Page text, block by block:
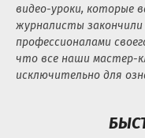
видео-уроки, которые
журналисты
профессионалами
что все наши мастер-
исключительно для